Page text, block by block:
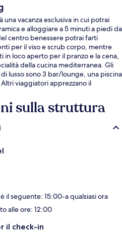
vacanza esclusiva in cui potrai
e alloggiare a 5 minuti a piedi da
centro benessere potrai farti
per il viso e scrub corpo, mentre
in loco aperto per il pranzo e la cena,
della cucina mediterranea. Gli
lusso sono 3 bar/lounge, una piscina
viaggiatori apprezzano il
e Stephansplatz U-Bahn a 7 min a
sulla struttura
il seguente: 15:00-a qualsiasi ora
alle ore: 12:00
il check-in